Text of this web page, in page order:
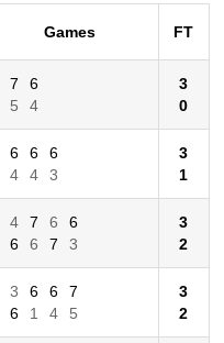
Games FT
7
6
5 4
3
0
6 6
6
4 4 3
3
1
4 7 6
6
6 6 7 3
3
2
3 6 6
7
6 1 4 5
3
2